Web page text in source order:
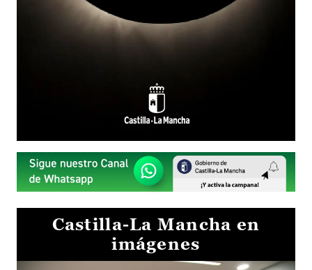
Castilla-La Mancha en
imágenes